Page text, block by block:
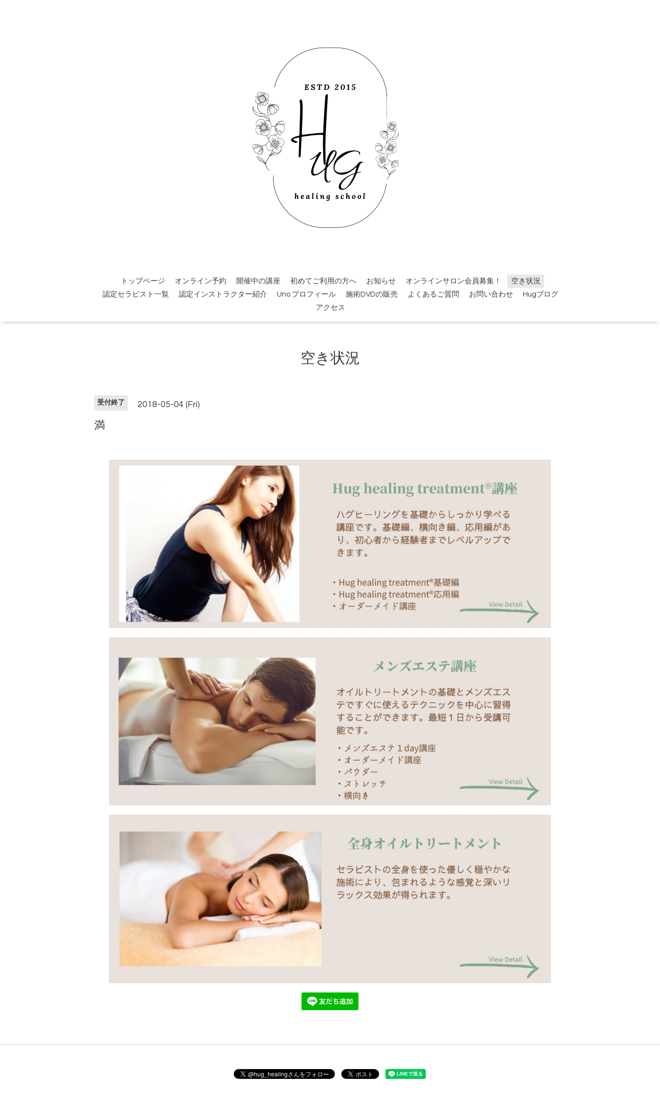
トップページ オンライン予約 開催中の講座 初めてご利用の方へ お知らせ オンラインサロン会員募集！
空き状況
認定セラピスト一覧
認定インストラクター紹介 Uno.プロフィール 施術DVDの販売 よくあるご質問 お問い合わせ
Hugブログ
アクセス
空き状況
受付終了 2018-05-04 (Fri)
満